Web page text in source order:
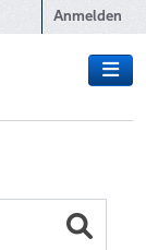
Anmelden